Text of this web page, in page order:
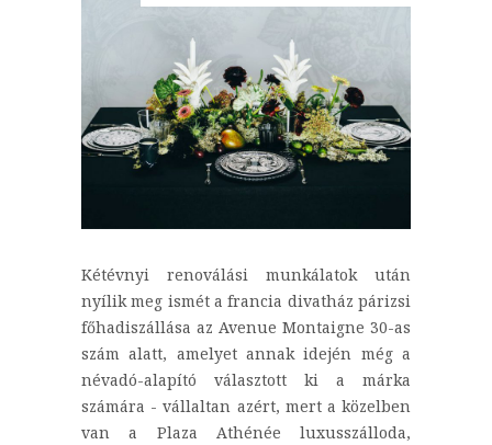
Kétévnyi renoválási munkálatok után
nyílik meg ismét a francia divatház párizsi
főhadiszállása az Avenue Montaigne 30-as
szám alatt, amelyet annak idején még a
névadó-alapító választott ki a márka
számára - vállaltan azért, mert a közelben
van a Plaza Athénée luxusszálloda,